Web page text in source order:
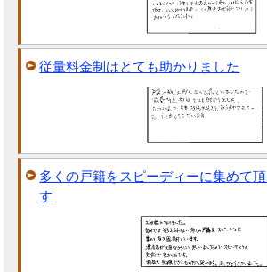
従量料金制はとても助かりました
多くの戸籍をスピーディーに集めて
す